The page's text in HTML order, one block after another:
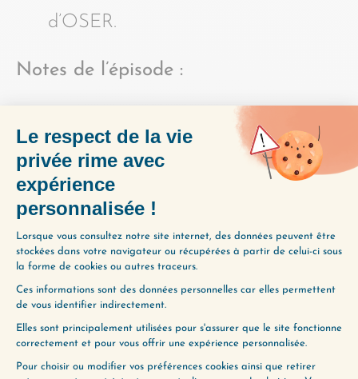
d’OSER.
Notes de l’épisode :
Chez Change ma vie, nous sommes
persuadées que votre impact et ce que
vous voulez apporter aux autres et au
monde sont essentiels. C’est pourquoi
nous vous guidons à mettre en place
avec audace les actions nécessaires.
Pour en savoir plus et nous rejoindre :
https://changemavie.com/coaching